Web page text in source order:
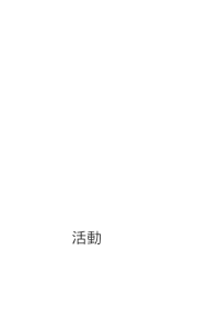
活動